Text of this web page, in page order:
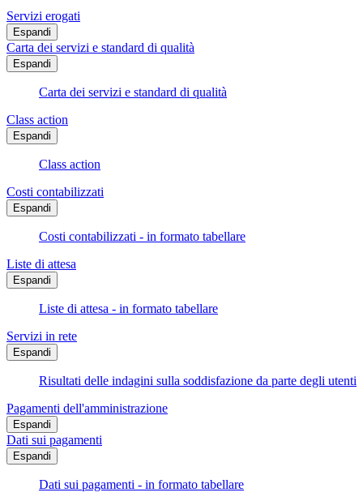
Servizi erogati
Espandi
Carta dei servizi e standard di qualità
Espandi
Carta dei servizi e standard di qualità
Class action
Espandi
Class action
Costi contabilizzati
Espandi
Costi contabilizzati - in formato tabellare
Liste di attesa
Espandi
Liste di attesa - in formato tabellare
Servizi in rete
Espandi
Risultati delle indagini sulla soddisfazione da parte degli utenti
Pagamenti dell'amministrazione
Espandi
Dati sui pagamenti
Espandi
Dati sui pagamenti - in formato tabellare